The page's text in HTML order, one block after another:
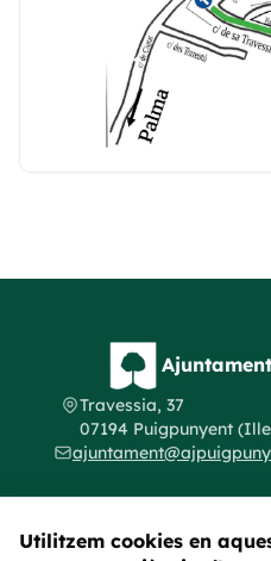
Travessia, 37
07194 Puigpunyent
Utilitzem cookies en